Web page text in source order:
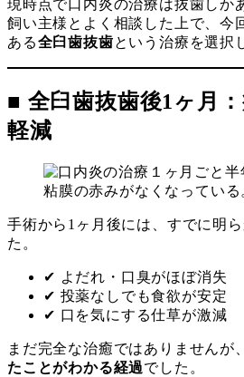
現時点で口内炎の治療は抜歯しか
飼い主様とよく相談した上で、今
ある全臼歯抜歯という治療を選択
■ 全臼歯抜歯後1ヶ月
軽減
手術から1ヶ月後には、すでに明
た。
✔ よだれ・口臭がほぼ消失
✔ 投薬なしでも食欲が安定
✔ 口を気にする仕草が激減
まだ完全な治癒ではありませんが、
たことがわかる経過でした。